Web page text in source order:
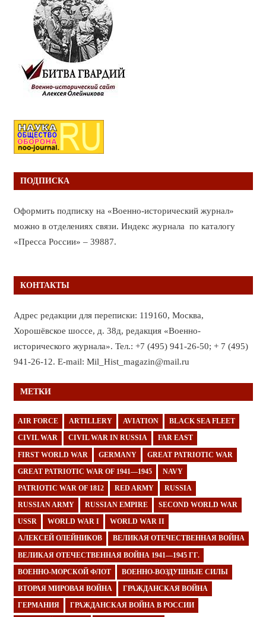
ПОДПИСКА
Оформить подписку на «Военно-исторический журнал»
можно в отделениях связи. Индекс журнала по каталогу
«Пресса России» – 39887.
КОНТАКТЫ
Адрес редакции для переписки: 119160, Москва,
Хорошёвское шоссе, д. 38д, редакция «Военно-
исторического журнала». Тел.: +7 (495) 941-26-50; + 7 (495)
941-26-12. E-mail: Mil_Hist_magazin@mail.ru
МЕТКИ
AIR FORCE ARTILLERY AVIATION BLACK SEA FLEET
CIVIL WAR CIVIL WAR IN RUSSIA FAR EAST
FIRST WORLD WAR GERMANY GREAT PATRIOTIC WAR
GREAT PATRIOTIC WAR OF 1941—1945 NAVY
PATRIOTIC WAR OF 1812 RED ARMY RUSSIA
RUSSIAN ARMY RUSSIAN EMPIRE SECOND WORLD WAR
USSR WORLD WAR I WORLD WAR II
АЛЕКСЕЙ ОЛЕЙНИКОВ ВЕЛИКАЯ ОТЕЧЕСТВЕННАЯ ВОЙНА
ВЕЛИКАЯ ОТЕЧЕСТВЕННАЯ ВОЙНА 1941—1945 ГГ.
ВОЕННО-МОРСКОЙ ФЛОТ ВОЕННО-ВОЗДУШНЫЕ СИЛЫ
ВТОРАЯ МИРОВАЯ ВОЙНА ГРАЖДАНСКАЯ ВОЙНА
ГЕРМАНИЯ ГРАЖДАНСКАЯ ВОЙНА В РОССИИ